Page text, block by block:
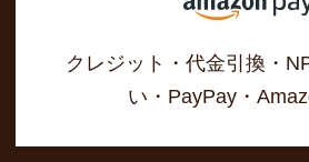
クレジット・代金引換・
い・PayPay・